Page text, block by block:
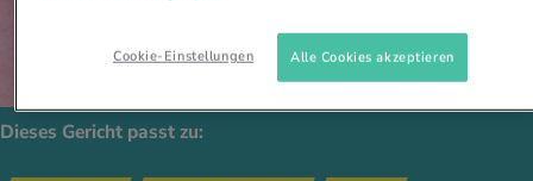
Dieses Gericht passt zu:
Cookie-Einstellungen Alle Cookies akzeptieren